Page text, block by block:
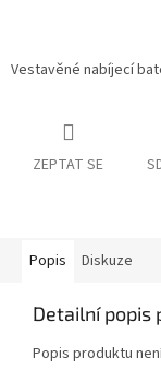
Vestavěné nabíjecí
ZEPTAT SE
Popis Diskuze
Detailní popis
Popis produktu